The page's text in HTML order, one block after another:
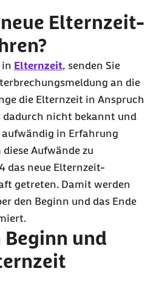
während der
begonnene Elternzeiten
die Rentenversicherung
Elternzeit-
in Elternzeit, senden Sie
an die
die Elternzeit in Anspruch
nicht bekannt und
in Erfahrung
Aufwände zu
das neue Elternzeit-
getreten. Damit werden
den Beginn und das Ende
Beginn und